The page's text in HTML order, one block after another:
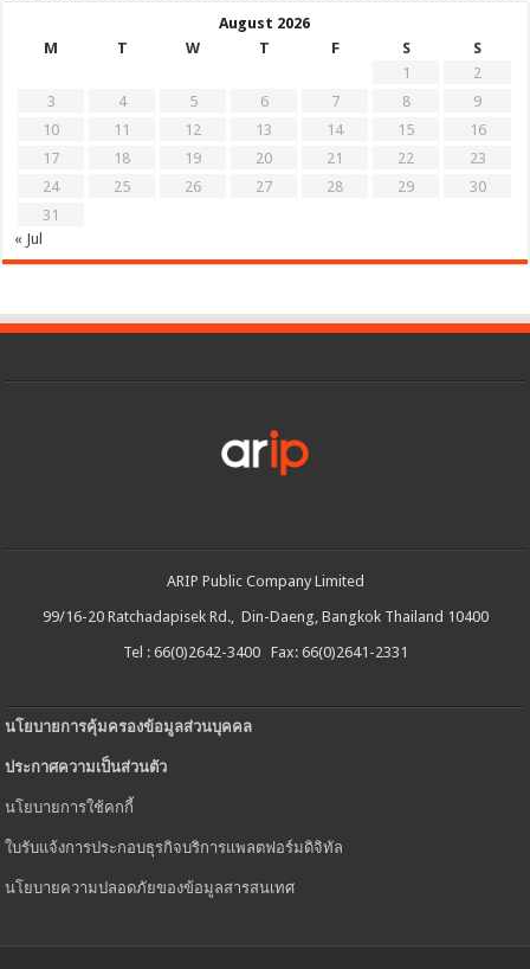
August 2026
M
T W T F S
S
1
2
3
4 5 6 7 8
9
10
11 12 13 14 15
16
17
18 19 20 21 22
23
24
25 26 27 28 29
30
31
« Jul
ARIP Public Company Limited
99/16-20 Ratchadapisek Rd., Din-Daeng, Bangkok Thailand 10400
Tel : 66(0)2642-3400 Fax: 66(0)2641-2331
นโยบายการคุ้มครองข้อมูลส่วนบุคคล
ประกาศความเป็นส่วนตัว
นโยบายการใช้คกกี้
ใบรับแจ้งการประกอบธุรกิจบริการแพลตฟอร์มดิจิทัล
นโยบายความปลอดภัยของข้อมูลสารสนเทศ